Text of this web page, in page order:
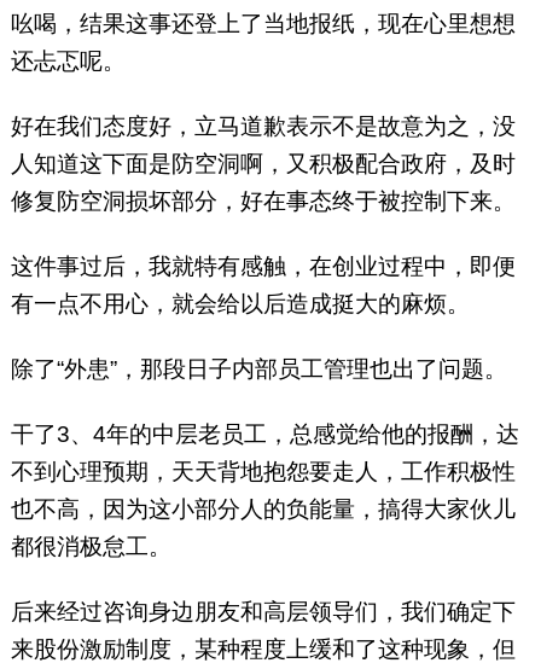
吆喝，结果这事还登上了当地报纸，现在心里想想
还忐忑呢。
好在我们态度好，立马道歉表示不是故意为之，没
人知道这下面是防空洞啊，又积极配合政府，及时
修复防空洞损坏部分，好在事态终于被控制下来。
这件事过后，我就特有感触，在创业过程中，即便
有一点不用心，就会给以后造成挺大的麻烦。
除了“外患”，那段日子内部员工管理也出了问题。
干了3、4年的中层老员工，总感觉给他的报酬，达
不到心理预期，天天背地抱怨要走人，工作积极性
也不高，因为这小部分人的负能量，搞得大家伙儿
都很消极怠工。
后来经过咨询身边朋友和高层领导们，我们确定下
来股份激励制度，某种程度上缓和了这种现象，但